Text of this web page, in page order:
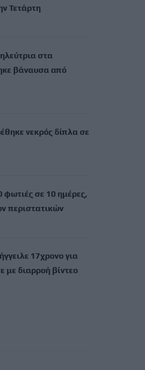
Τετάρτη
στα
βάναυσα από
νεκρός δίπλα σε
σε 10 ημέρες,
περιστατικών
17χρονο για
με διαρροή βίντεο